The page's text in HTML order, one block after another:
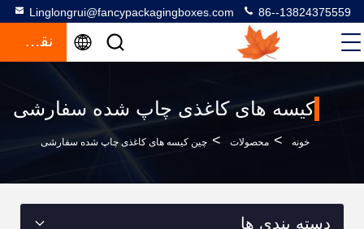
Linglongrui@fancypackagingboxes.com 86--13824375559
نقل قول
کیسه های کاغذی چاپ شده سفارشی
خونه > محصولات > چین کیسه های کاغذی چاپ شده سفارشی
دسته بندی ها